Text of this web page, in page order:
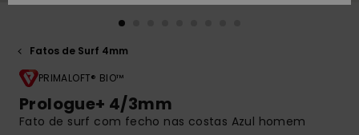
resposta mais
Encontra
respostas
DESEJO
Fatos de Surf 4mm
PRIMALOFT® BIO™
Prologue+ 4/3mm
Fato de surf com fecho nas costas Azul homem